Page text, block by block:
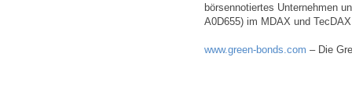
börsennotiertes Unternehmen
A0D655) im MDAX und
www.green-bonds.com – Die